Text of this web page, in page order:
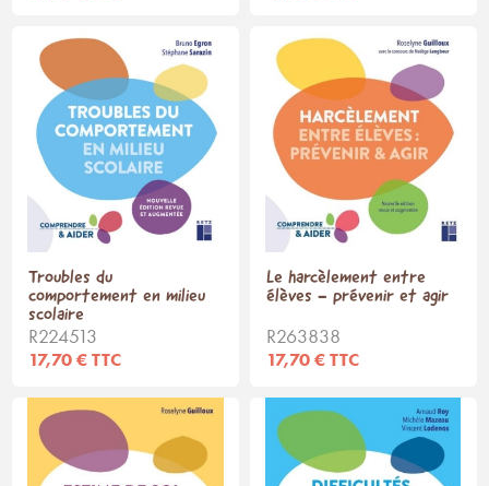
Troubles du
comportement en milieu
scolaire
R224513
17,70 € TTC
Le harcèlement entre
élèves - prévenir et agir
R263838
17,70 € TTC